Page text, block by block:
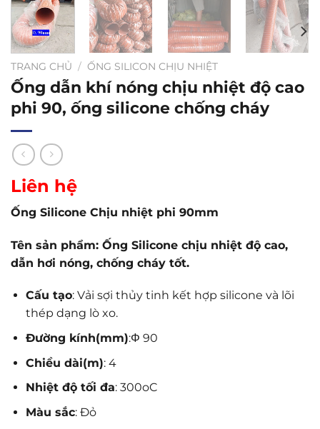
TRANG CHỦ / ỐNG SILICON CHỊU NHIỆT
Ống dẫn khí nóng chịu nhiệt độ cao
phi 90, ống silicone chống cháy
Liên hệ
Ống Silicone Chịu nhiệt phi 90mm
Tên sản phẩm: Ống Silicone chịu nhiệt độ cao,
dẫn hơi nóng, chống cháy tốt.
Cấu tạo: Vải sợi thủy tinh kết hợp silicone và lõi
thép dạng lò xo.
Đường kính(mm):Φ 90
Chiều dài(m): 4
Nhiệt độ tối đa: 300oC
Màu sắc: Đỏ